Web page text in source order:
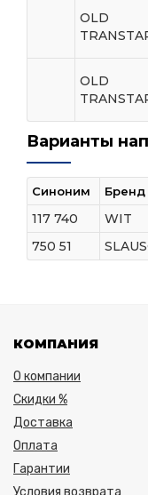
OLD
OLD
Варианты
Синоним Бренд
117 740
WIT
750 51
КОМПАНИЯ
О компании
Скидки %
Доставка
Оплата
Гарантии
Условия возврата